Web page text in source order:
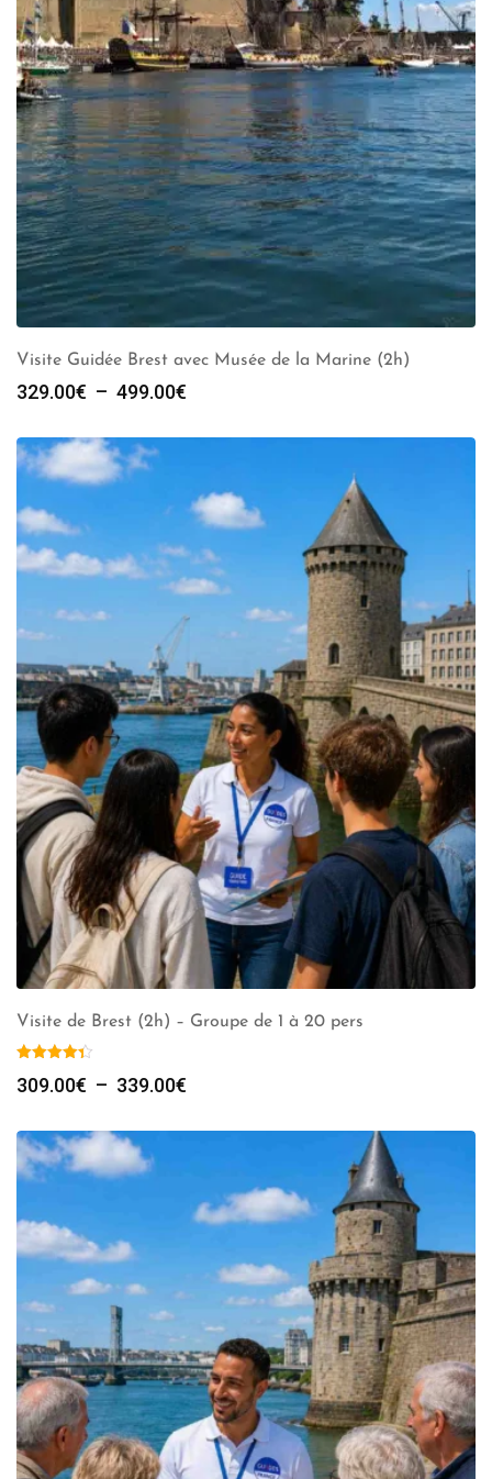
Visite Guidée Brest avec Musée de la Marine (2h)
329.00€ – 499.00€
prix :
499.00€
Visite de Brest (2h) – Groupe de 1 à 20 pers
309.00€ – 339.00€
prix :
339.00€